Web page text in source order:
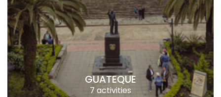
GUATEQUE
7 activities